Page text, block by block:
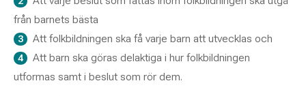
från barnets bästa
Att folkbildningen ska få varje barn att utvecklas och
Att barn ska göras delaktiga i hur folkbildningen
utformas samt i beslut som rör dem.